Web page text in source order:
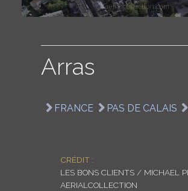
Arras
FRANCE PAS DE CALAIS
CRÉDIT :
LES BONS CLIENTS / MICHAEL
AERIALCOLLECTION